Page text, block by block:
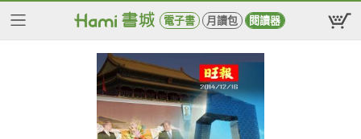
電子書 月讀包 閱讀器